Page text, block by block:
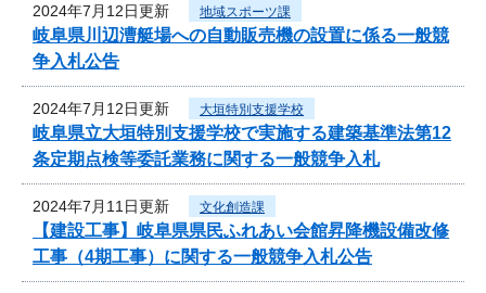
2024年7月12日更新 地域スポーツ課
岐阜県川辺漕艇場への自動販売機の設置に係る一般競
争入札公告
2024年7月12日更新 大垣特別支援学校
岐阜県立大垣特別支援学校で実施する建築基準法第12
条定期点検等委託業務に関する一般競争入札
2024年7月11日更新 文化創造課
【建設工事】岐阜県県民ふれあい会館昇降機設備改修
工事（4期工事）に関する一般競争入札公告